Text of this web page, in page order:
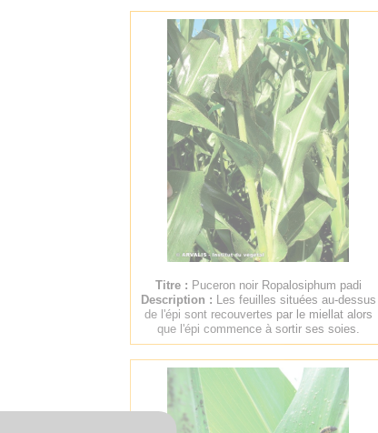
Titre : Puceron noir Ropalosiphum padi
Description : Les feuilles situées au-dessus
de l'épi sont recouvertes par le miellat alors
que l'épi commence à sortir ses soies.